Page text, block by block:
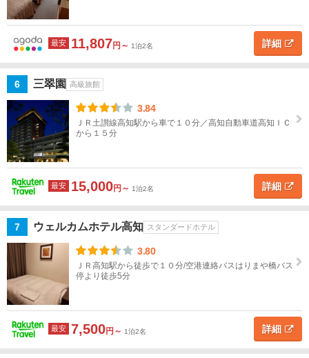
高
知
高
す
べ
て
高
知・
桂
浜・
須崎
四万
十・
足摺
岬
南
最安 11,807円～ 1泊2名 詳細
6 三翠園 高級旅館
3.84
ＪＲ土讃線高知駅から車で１０分／高知自動車道高知ＩＣ
から１５分
最安 15,000円～ 1泊2名 詳細
7 ウェルカムホテル高知 スタンダードホテル
3.80
ＪＲ高知駅から徒歩で１０分/空港連絡バスはりまや橋バス
停より徒歩5分
最安 7,500円～ 1泊2名 詳細